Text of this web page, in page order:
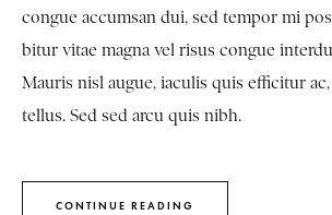
congue accumsan dui, sed tempor mi
bitur vitae magna vel risus congue
Mauris nisl augue, iaculis quis efficitur
tellus. Sed sed arcu quis nibh.
CONTINUE READING